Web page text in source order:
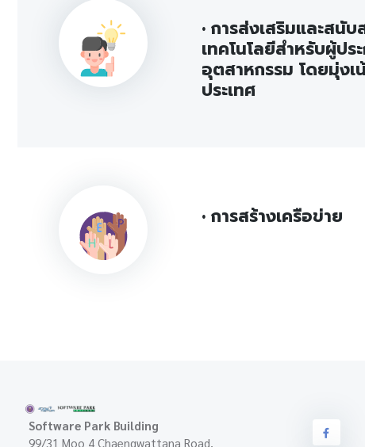
• การส่งเสริมและสนับ
เทคโนโลยีสำหรับผู้ปร
อุตสาหกรรม โดยมุ่ง
ประเทศ
• การสร้างเครือข่าย
Software Park Building
99/31 Moo 4 Chaengwattana Road,